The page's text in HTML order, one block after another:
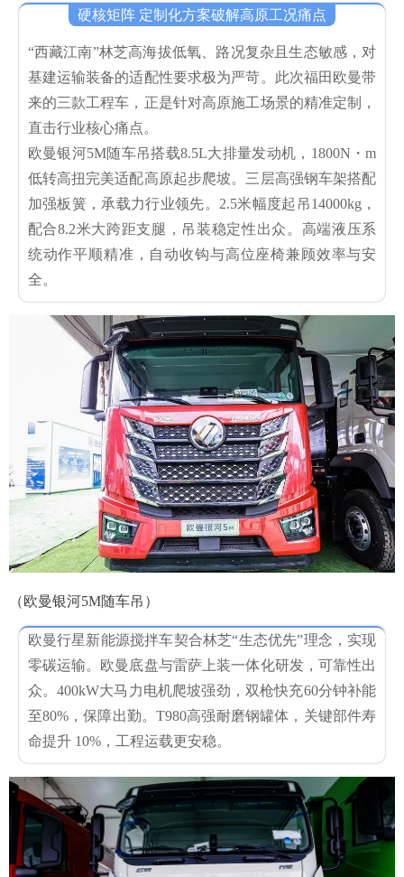
硬核矩阵 定制化方案破解高原工况痛点
“西藏江南”林芝高海拔低氧、路况复杂且生态敏感，对
基建运输装备的适配性要求极为严苛。此次福田欧曼带
来的三款工程车，正是针对高原施工场景的精准定制，
直击行业核心痛点。
欧曼银河5M随车吊搭载8.5L大排量发动机，1800N・m
低转高扭完美适配高原起步爬坡。三层高强钢车架搭配
加强板簧，承载力行业领先。2.5米幅度起吊14000kg，
配合8.2米大跨距支腿，吊装稳定性出众。高端液压系
统动作平顺精准，自动收钩与高位座椅兼顾效率与安
全。
（欧曼银河5M随车吊）
欧曼行星新能源搅拌车契合林芝“生态优先”理念，实现
零碳运输。欧曼底盘与雷萨上装一体化研发，可靠性出
众。400kW大马力电机爬坡强劲，双枪快充60分钟补能
至80%，保障出勤。T980高强耐磨钢罐体，关键部件寿
命提升 10%，工程运载更安稳。